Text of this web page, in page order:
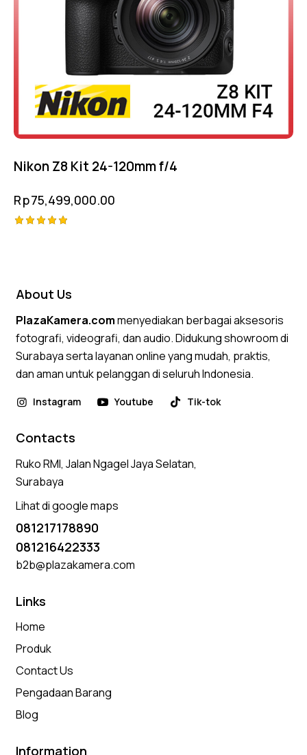
Nikon Z8 Kit 24-120mm f/4
Rp75,499,000.00
About Us
PlazaKamera.commenyediakan berbagai aksesoris
fotografi, videografi, dan audio. Didukung showroom di
Surabaya serta layanan online yang mudah, praktis,
dan aman untuk pelanggan di seluruh Indonesia.
Instagram Youtube Tik-tok
Contacts
Ruko RMI, Jalan Ngagel Jaya Selatan,
Surabaya
Lihat di google maps
081217178890
081216422333
b2b@plazakamera.com
Links
Home
Produk
Contact Us
Pengadaan Barang
Blog
Information